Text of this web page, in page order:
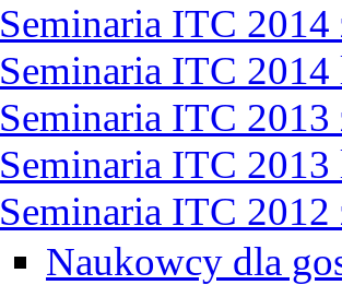
Seminaria ITC 2014
Seminaria ITC 2014
Seminaria ITC 2013
Seminaria ITC 2013
Seminaria ITC 2012
Naukowcy dla